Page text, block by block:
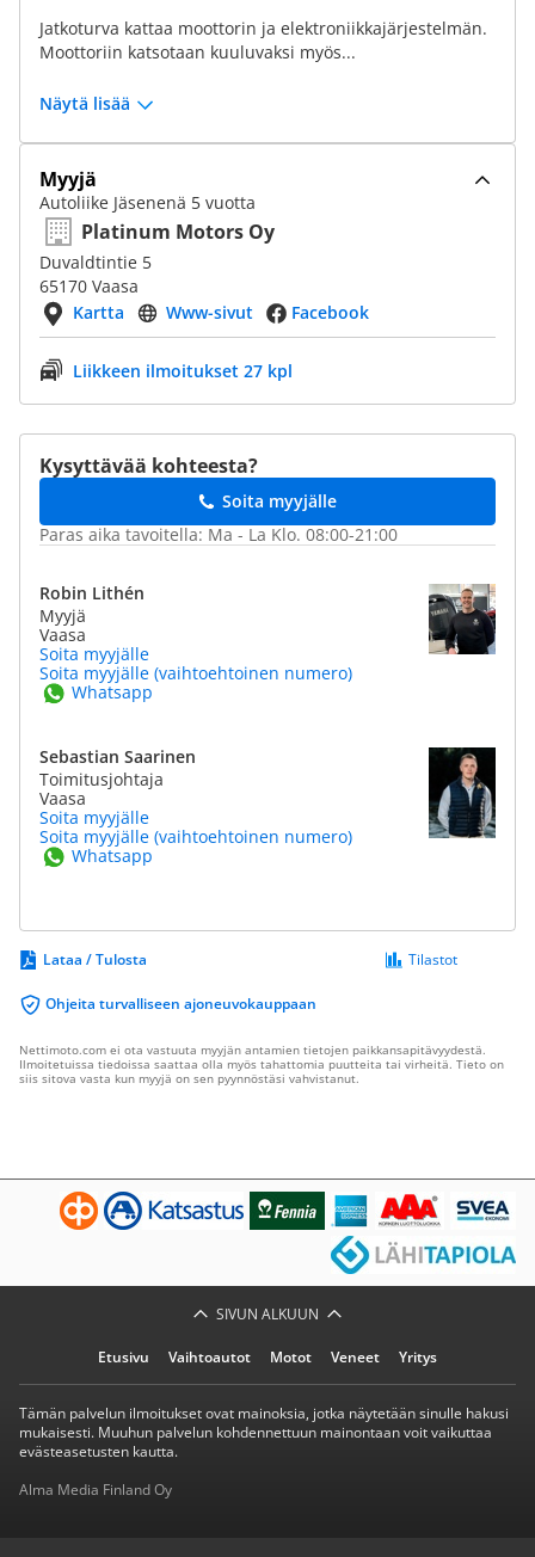
Jatkoturva kattaa moottorin ja elektroniikkajärjestelmän.
Moottoriin katsotaan kuuluvaksi myös...
Näytä lisää
Myyjä
Autoliike Jäsenenä 5 vuotta
Platinum Motors Oy
Duvaldtintie 5
65170 Vaasa
Kartta
Www-sivut Facebook
Liikkeen ilmoitukset 27 kpl
Kysyttävää kohteesta?
Soita myyjälle
Paras aika tavoitella: Ma - La Klo. 08:00-21:00
Robin Lithén
Myyjä
Vaasa
Soita myyjälle
Soita myyjälle (vaihtoehtoinen numero)
Whatsapp
Sebastian Saarinen
Toimitusjohtaja
Vaasa
Soita myyjälle
Soita myyjälle (vaihtoehtoinen numero)
Whatsapp
Lataa / Tulosta
Ohjeita turvalliseen ajoneuvokauppaan
Tilastot
Nettimoto.com ei ota vastuuta myyjän antamien tietojen paikkansapitävyydestä.
Ilmoitetuissa tiedoissa saattaa olla myös tahattomia puutteita tai virheitä. Tieto on
siis sitova vasta kun myyjä on sen pyynnöstäsi vahvistanut.
SIVUN ALKUUN
Etusivu Vaihtoautot Motot Veneet Yritys
Tämän palvelun ilmoitukset ovat mainoksia, jotka näytetään sinulle hakusi
mukaisesti. Muuhun palvelun kohdennettuun mainontaan voit vaikuttaa
evästeasetusten kautta.
Alma Media Finland Oy